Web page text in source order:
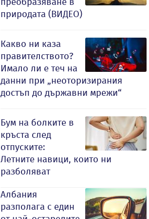
природата (ВИДЕО)
Какво ни каза
правителството?
Имало ли е теч на
данни при „неоторизирания
достъп до държавни мрежи“
Бум на болките в
кръста след
отпуските:
Летните навици, които ни
разболяват
Албания
разполага с един